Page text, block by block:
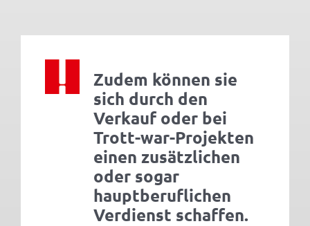
Zudem können sie
sich durch den
Verkauf oder bei
Trott-war-Projekten
einen zusätzlichen
oder sogar
hauptberuflichen
Verdienst schaffen.